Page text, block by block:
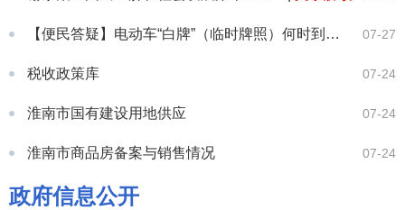
07-27
【便民答疑】电动车“白牌”（临时牌照）何时到期？对“老年代步车”上路有什么管理措施？“淮帮办”为您解...
07-24
税收政策库
07-24
淮南市国有建设用地供应
07-24
淮南市商品房备案与销售情况
政府信息公开